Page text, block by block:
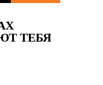
ТЕБЯ